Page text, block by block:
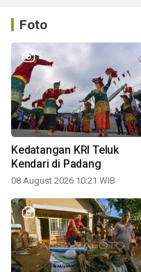
Foto
Kedatangan KRI Teluk
Kendari di Padang
08 August 2026 10:21 WIB